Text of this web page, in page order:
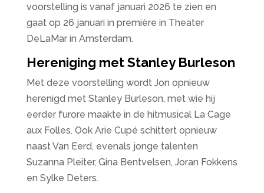
voorstelling is vanaf januari 2026 te zien en
gaat op 26 januari in première in Theater
DeLaMar in Amsterdam.
Hereniging met Stanley Burleson
Met deze voorstelling wordt Jon opnieuw
herenigd met Stanley Burleson, met wie hij
eerder furore maakte in de hitmusical La Cage
aux Folles. Ook Arie Cupé schittert opnieuw
naast Van Eerd, evenals jonge talenten
Suzanna Pleiter, Gina Bentvelsen, Joran Fokkens
en Sylke Deters.